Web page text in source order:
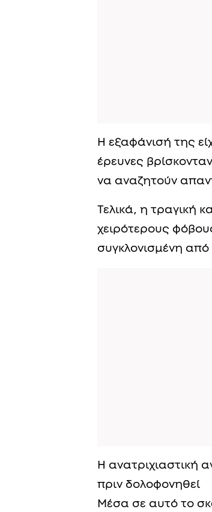
Η εξαφάνισή της
έρευνες
να αναζητούν
Τελικά, η τραγική
χειρότερους
συγκλονισμένη
Η ανατριχιαστική
πριν δολοφονηθεί
Μέσα σε αυτό το